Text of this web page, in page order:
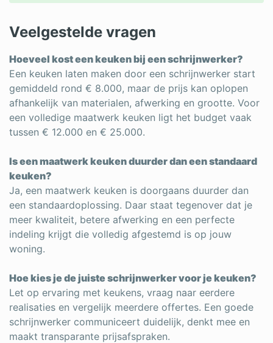
Veelgestelde vragen
Hoeveel kost een keuken bij een schrijnwerker?
Een keuken laten maken door een schrijnwerker start
gemiddeld rond € 8.000, maar de prijs kan oplopen
afhankelijk van materialen, afwerking en grootte. Voor
een volledige maatwerk keuken ligt het budget vaak
tussen € 12.000 en € 25.000.
Is een maatwerk keuken duurder dan een standaard
keuken?
Ja, een maatwerk keuken is doorgaans duurder dan
een standaardoplossing. Daar staat tegenover dat je
meer kwaliteit, betere afwerking en een perfecte
indeling krijgt die volledig afgestemd is op jouw
woning.
Hoe kies je de juiste schrijnwerker voor je keuken?
Let op ervaring met keukens, vraag naar eerdere
realisaties en vergelijk meerdere offertes. Een goede
schrijnwerker communiceert duidelijk, denkt mee en
maakt transparante prijsafspraken.